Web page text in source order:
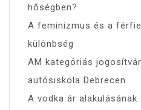
hőségben?
A feminizmus és a
különbség
AM kategóriás
autósiskola Debrecen
A vodka ár alakulásának